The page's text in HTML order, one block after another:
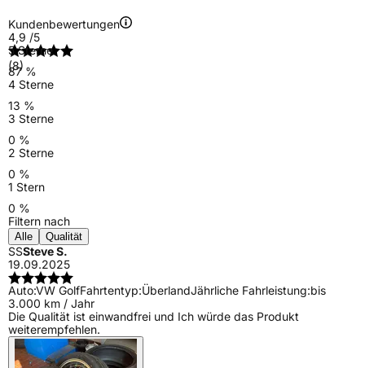
Kundenbewertungen
4,9 /5
(8)
5 Sterne
87 %
4 Sterne
13 %
3 Sterne
0 %
2 Sterne
0 %
1 Stern
0 %
Filtern nach
Alle Qualität
SSSteve S.
19.09.2025
Auto:VW GolfFahrtentyp:ÜberlandJährliche Fahrleistung:bis
3.000 km / Jahr
Die Qualität ist einwandfrei und Ich würde das Produkt
weiterempfehlen.